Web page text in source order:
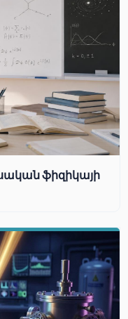
ֆիզիկայի